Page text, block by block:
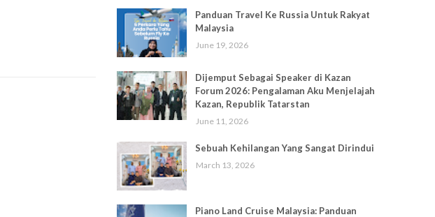
Panduan Travel Ke Russia Untuk Rakyat
Malaysia
June 19, 2026
Dijemput Sebagai Speaker di Kazan
Forum 2026: Pengalaman Aku Menjelajah
Kazan, Republik Tatarstan
June 11, 2026
Sebuah Kehilangan Yang Sangat Dirindui
March 13, 2026
Piano Land Cruise Malaysia: Panduan